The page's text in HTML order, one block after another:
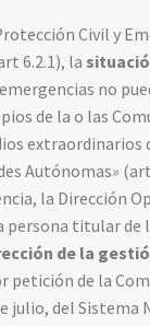
Civil y
6.2.1), la
no
de la o las
extraordinarios
Autónomas»
la Dirección
persona titular de
de la
petición de la
julio, del Sistema